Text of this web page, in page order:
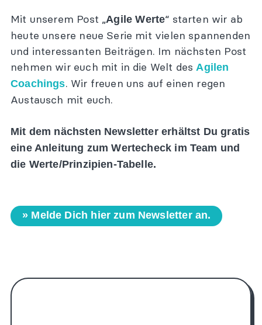
Mit unserem Post „Agile Werte“ starten wir ab
heute unsere neue Serie mit vielen spannenden
und interessanten Beiträgen. Im nächsten Post
nehmen wir euch mit in die Welt desAgilen
Coachings. Wir freuen uns auf einen regen
Austausch mit euch.
Mit dem nächsten Newsletter erhältst Du gratis
eine Anleitung zum Wertecheck im Team und
die Werte/Prinzipien-Tabelle.
» Melde Dich hier zum Newsletter an.